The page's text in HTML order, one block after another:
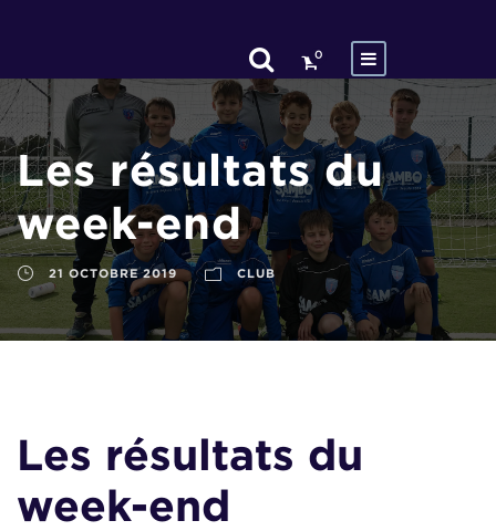
0
Les résultats du
week-end
21 OCTOBRE 2019 CLUB
Les résultats du
week-end